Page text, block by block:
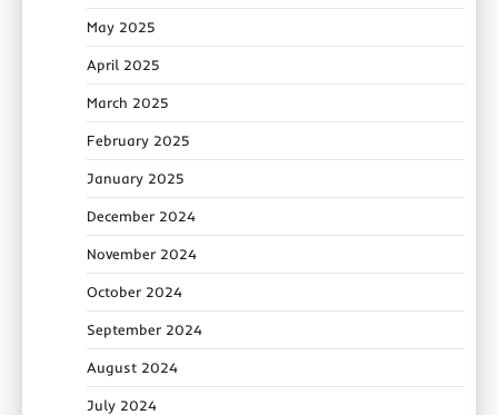
May 2025
April 2025
March 2025
February 2025
January 2025
December 2024
November 2024
October 2024
September 2024
August 2024
July 2024